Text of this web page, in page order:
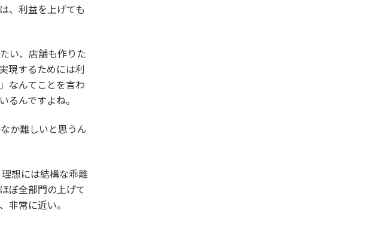
、利益を上げても
い、店舗も作りた
現するためには利
なんてことを言わ
んですよね。
か難しいと思うん
想には結構な乖離
ぼ全部門の上げて
非常に近い。